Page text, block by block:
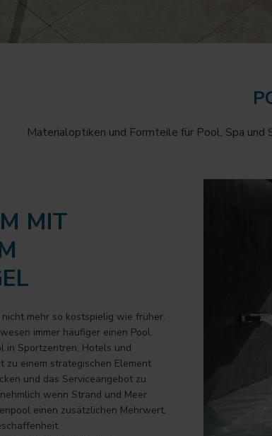
Materialoptiken und Formteile für Pool, Spa und
MIT
mehr so kostspielig wie früher.
immer häufiger einen Pool,
in Sportzentren, Hotels und
zu einem strategischen Element
und das Serviceangebot zu
wenn Strand und Meer
einen zusätzlichen Mehrwert,